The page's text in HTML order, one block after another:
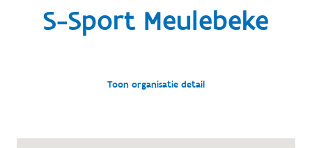
S-Sport Meulebeke
Toon organisatie detail